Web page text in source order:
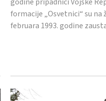
formacije „Osvetnici“ su
februara 1993. godine